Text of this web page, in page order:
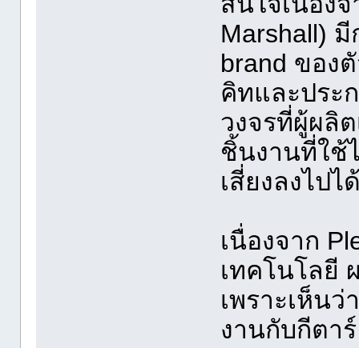
Marshall)
brand ของ
คิทและประ
วงจรที่ผู้ผลิ
ชิ้นงานที่ใช้
เสี่ยงลงไป
เนื่องจาก
เทคโนโลยี
เพราะเห็น
งานกับกีตา